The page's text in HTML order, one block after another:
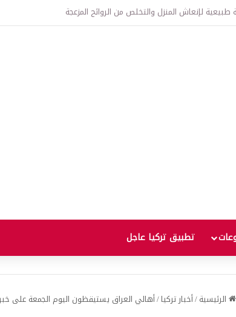
بين تركيا والسعودية وباكستان.. ما الهدف من التحالف الثلاثي؟
تطبيق تركيا عاجل
الرئيسية/أخبار تركيا/أهالي العراق يستيقظون اليوم الجمعة على